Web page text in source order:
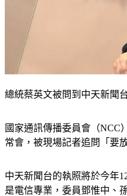
總統蔡英文被問到中天新聞
國家通訊傳播委員會（NCC
常會，被現場記者追問「要
中天新聞台的執照將於今年
是電信專業，委員鄧惟中、